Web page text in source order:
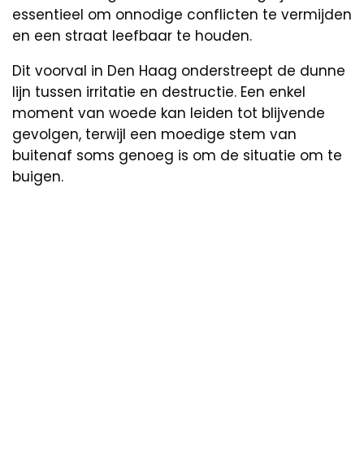
essentieel om onnodige conflicten te vermijden
en een straat leefbaar te houden.
Dit voorval in Den Haag onderstreept de dunne
lijn tussen irritatie en destructie. Een enkel
moment van woede kan leiden tot blijvende
gevolgen, terwijl een moedige stem van
buitenaf soms genoeg is om de situatie om te
buigen.